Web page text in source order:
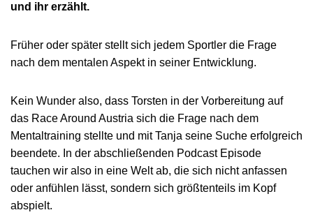
und ihr erzählt.
Früher oder später stellt sich jedem Sportler die Frage
nach dem mentalen Aspekt in seiner Entwicklung.
Kein Wunder also, dass Torsten in der Vorbereitung auf
das Race Around Austria sich die Frage nach dem
Mentaltraining stellte und mit Tanja seine Suche erfolgreich
beendete. In der abschließenden Podcast Episode
tauchen wir also in eine Welt ab, die sich nicht anfassen
oder anfühlen lässt, sondern sich größtenteils im Kopf
abspielt.